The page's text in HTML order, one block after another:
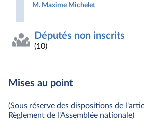
M. Maxime Michelet
Députés non inscrits
(10)
Mises au point
(Sous réserve des dispositions de
Règlement de l'Assemblée nationale)